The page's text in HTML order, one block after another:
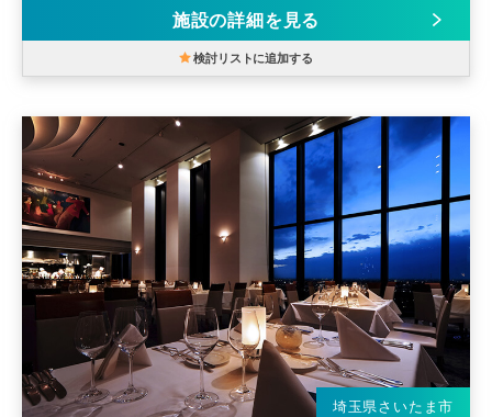
施設の詳細を見る
検討リストに追加する
埼玉県さいたま市